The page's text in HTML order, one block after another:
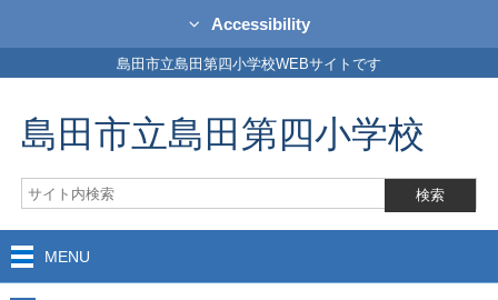
Accessibility
島田市立島田第四小学校WEBサイトです
島田市立島田第四小学校
MENU